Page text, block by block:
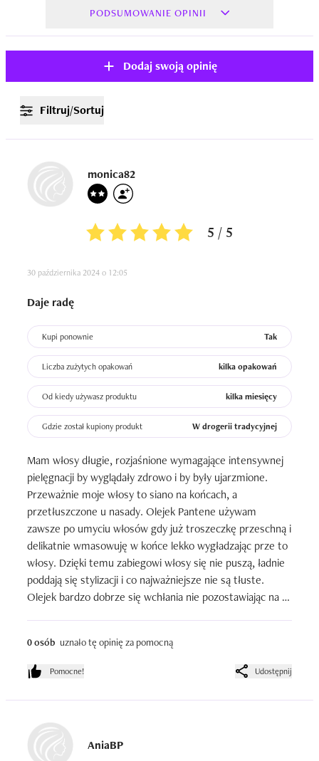
PODSUMOWANIE OPINII
Dodaj swoją opinię
Filtruj/Sortuj
monica82
5 / 5
30 października 2024 o 12:05
Daje radę
Kupi ponownie Tak
Liczba zużytych opakowań kilka opakowań
Od kiedy używasz produktu kilka miesięcy
Gdzie został kupiony produkt W drogerii tradycyjnej
Mam włosy długie, rozjaśnione wymagające intensywnej
pielęgnacji by wyglądały zdrowo i by były ujarzmione.
Przeważnie moje włosy to siano na końcach, a
przetłuszczone u nasady. Olejek Pantene używam
zawsze po umyciu włosów gdy już troszeczkę przeschną i
delikatnie wmasowuję w końce lekko wygładzając prze to
włosy. Dzięki temu zabiegowi włosy się nie puszą, ładnie
poddają się stylizacji i co najważniejsze nie są tłuste.
Olejek bardzo dobrze się wchłania nie pozostawiając na
zakupu.
0 osób uznało tę opinię za pomocną
Pomocne! Udostępnij
AniaBP